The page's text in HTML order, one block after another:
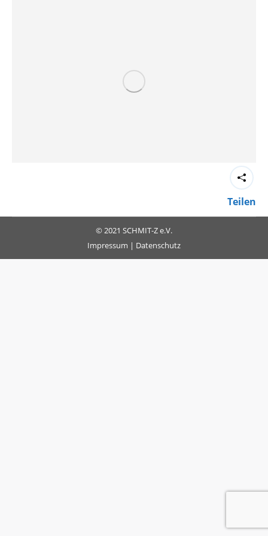
Teilen
© 2021 SCHMIT-Z e.V.
Impressum | Datenschutz